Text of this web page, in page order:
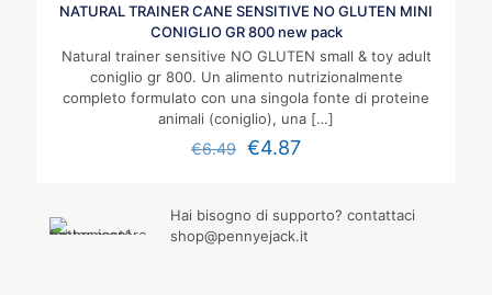
NATURAL TRAINER CANE SENSITIVE NO GLUTEN MINI
CONIGLIO GR 800 new pack
Natural trainer sensitive NO GLUTEN small & toy adult
coniglio gr 800. Un alimento nutrizionalmente
completo formulato con una singola fonte di proteine
animali (coniglio), una […]
€6.49 €4.87
Hai bisogno di supporto? contattaci
shop@pennyejack.it